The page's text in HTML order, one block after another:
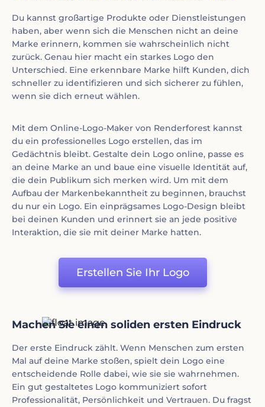
Du kannst großartige Produkte oder Dienstleistungen
haben, aber wenn sich die Menschen nicht an deine
Marke erinnern, kommen sie wahrscheinlich nicht
zurück. Genau hier macht ein starkes Logo den
Unterschied. Eine erkennbare Marke hilft Kunden, dich
schneller zu identifizieren und sich sicherer zu fühlen,
wenn sie dich erneut wählen.
Mit dem Online-Logo-Maker von Renderforest kannst
du ein professionelles Logo erstellen, das im
Gedächtnis bleibt. Gestalte dein Logo online, passe es
an deine Marke an und baue eine visuelle Identität auf,
die dein Publikum sich merken wird. Um mit dem
Aufbau der Markenbekanntheit zu beginnen, brauchst
du nur ein Logo. Ein einprägsames Logo-Design bleibt
bei deinen Kunden und erinnert sie an jede positive
Interaktion, die sie mit deiner Marke hatten.
Erstellen Sie Ihr Logo
Machen Sie einen soliden ersten Eindruck
Der erste Eindruck zählt. Wenn Menschen zum ersten
Mal auf deine Marke stoßen, spielt dein Logo eine
entscheidende Rolle dabei, wie sie sie wahrnehmen.
Ein gut gestaltetes Logo kommuniziert sofort
Professionalität, Persönlichkeit und Vertrauen. Du fragst